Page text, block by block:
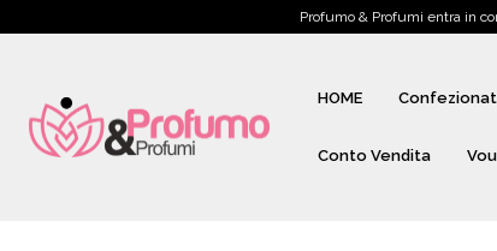
Profumo & Profumi entra in
HOME
Conto Vendita